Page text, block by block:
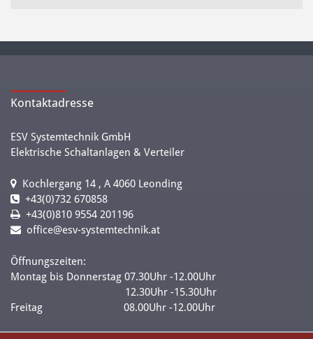
Kontaktadresse
ESV Systemtechnik GmbH
Elektrische Schaltanlagen & Verteiler
Kochlergang 14 , A 4060 Leonding
+43(0)732 670858
+43(0)810 9554 201196
office@esv-systemtechnik.at
Öffnungszeiten:
Montag bis Donnerstag 07.30Uhr -12.00Uhr
12.30Uhr -15.30Uhr
Freitag 08.00Uhr -12.00Uhr